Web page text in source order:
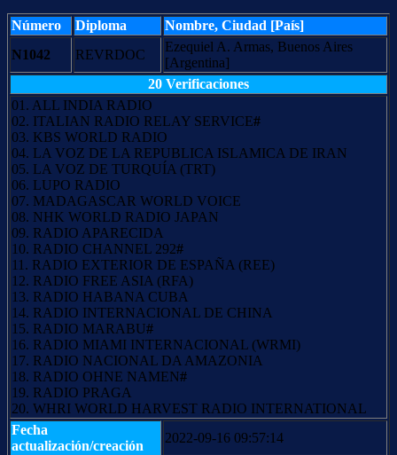
Número Diploma
Nombre, Ciudad [País]
N1042
REVRDOC
Ezequiel A. Armas, Buenos Aires
[Argentina]
20 Verificaciones
01. ALL INDIA RADIO
02. ITALIAN RADIO RELAY SERVICE#
03. KBS WORLD RADIO
04. LA VOZ DE LA REPUBLICA ISLAMICA DE IRAN
05. LA VOZ DE TURQUÍA (TRT)
06. LUPO RADIO
07. MADAGASCAR WORLD VOICE
08. NHK WORLD RADIO JAPAN
09. RADIO APARECIDA
10. RADIO CHANNEL 292#
11. RADIO EXTERIOR DE ESPAÑA (REE)
12. RADIO FREE ASIA (RFA)
13. RADIO HABANA CUBA
14. RADIO INTERNACIONAL DE CHINA
15. RADIO MARABU#
16. RADIO MIAMI INTERNACIONAL (WRMI)
17. RADIO NACIONAL DA AMAZONIA
18. RADIO OHNE NAMEN#
19. RADIO PRAGA
20. WHRI WORLD HARVEST RADIO INTERNATIONAL
Fecha
actualización/creación
2022-09-16 09:57:14